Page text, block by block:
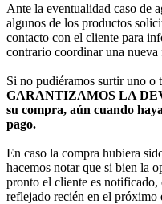
Ante la eventualidad caso de
algunos de los productos
contacto con el cliente para
contrario coordinar una nueva
Si no pudiéramos surtir uno o
GARANTIZAMOS LA
su compra, aún cuando
pago.
En caso la compra hubiera
hacemos notar que si bien la
pronto el cliente es notificado,
reflejado recién en el próximo